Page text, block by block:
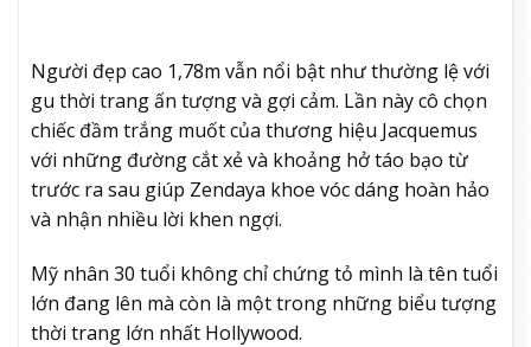
Người đẹp cao 1,78m vẫn nổi bật như thường lệ với
gu thời trang ấn tượng và gợi cảm. Lần này cô chọn
chiếc đầm trắng muốt của thương hiệu Jacquemus
với những đường cắt xẻ và khoảng hở táo bạo từ
trước ra sau giúp Zendaya khoe vóc dáng hoàn hảo
và nhận nhiều lời khen ngợi.
Mỹ nhân 30 tuổi không chỉ chứng tỏ mình là tên tuổi
lớn đang lên mà còn là một trong những biểu tượng
thời trang lớn nhất Hollywood.